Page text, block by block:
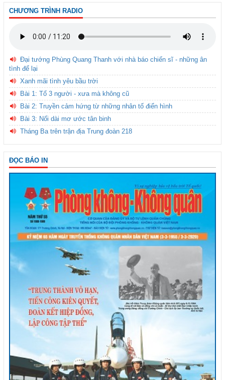
CHƯƠNG TRÌNH RADIO
Đại tướng Phùng Quang Thanh với nhà báo chiến sĩ - những ân
tình để lại
Xanh mãi tình yêu bầu trời
Bài 1: Tổ 3 người - xưa mà không cũ
Bài 2: Truyền cảm hứng từ những nhân tố điển hình
Bài 3: Nối dài mơ ước tân binh
Tháng Ba trên trận địa Trung đoàn 218
ĐỌC BÁO IN